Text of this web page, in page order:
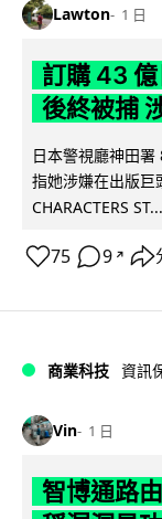
Lawton 1 日
訂購 43
後終被捕
日本警視廳神田署
指她涉嫌在出版巨
CHARACTERS ST...
75 9 ↗
商業科技 資訊
Vin 1 日
智博通路